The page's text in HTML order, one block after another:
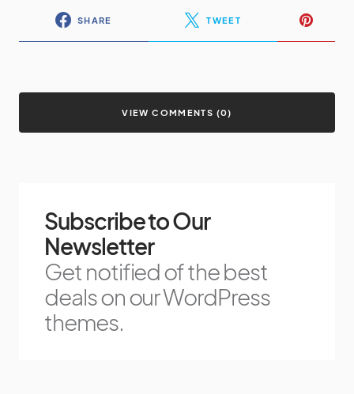
SHARE TWEET
VIEW COMMENTS (0)
Subscribe to Our
Newsletter
Get notified of the best
deals on our WordPress
themes.